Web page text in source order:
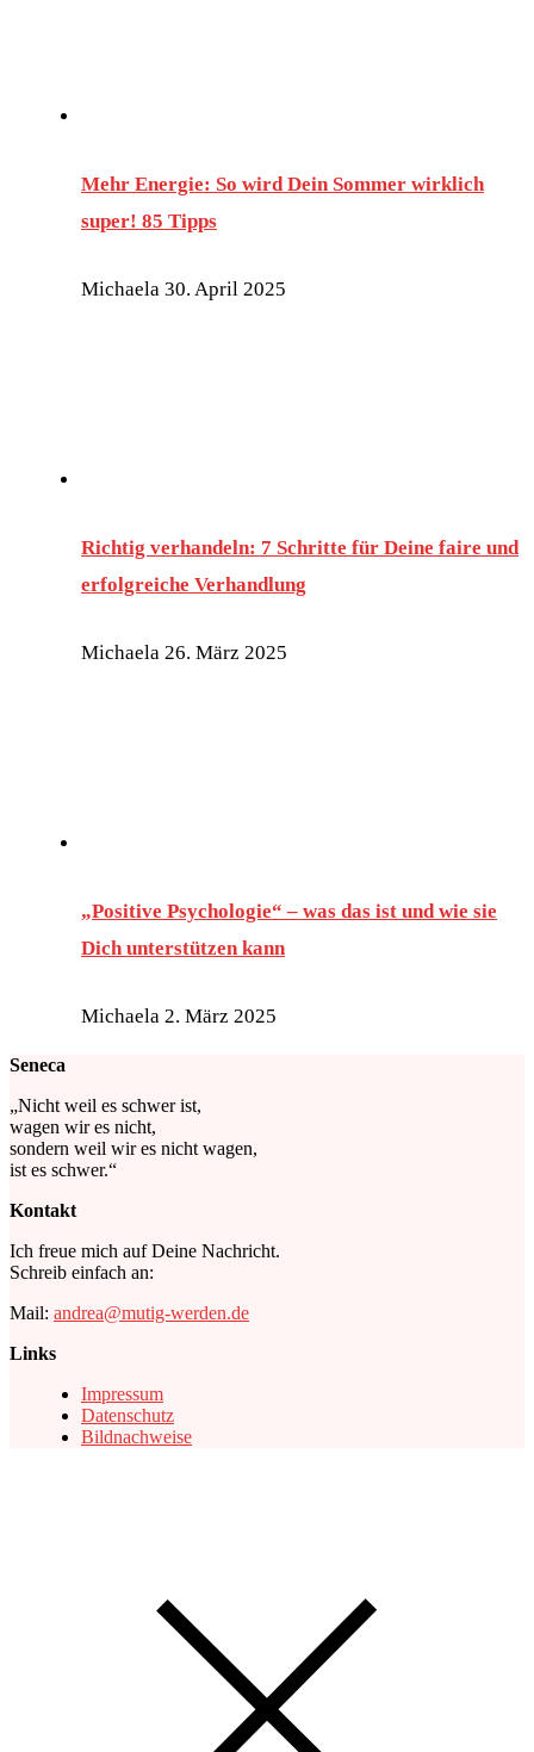
Mehr Energie: So wird Dein Sommer wirklich
super! 85 Tipps
Michaela 30. April 2025
Richtig verhandeln: 7 Schritte für Deine faire und
erfolgreiche Verhandlung
Michaela 26. März 2025
„Positive Psychologie“ – was das ist und wie sie
Dich unterstützen kann
Michaela 2. März 2025
Seneca
„Nicht weil es schwer ist,
wagen wir es nicht,
sondern weil wir es nicht wagen,
ist es schwer.“
Kontakt
Ich freue mich auf Deine Nachricht.
Schreib einfach an:
Mail: andrea@mutig-werden.de
Links
Impressum
Datenschutz
Bildnachweise